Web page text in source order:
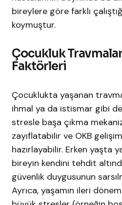
bireylere göre farklı
koymuştur.
Çocukluk
Faktörleri
Çocuklukta yaşanan
ihmal ya da istismar gibi
stresle başa çıkma
zayıflatabilir ve OKB
hazırlayabilir. Erken yaşta
bireyin kendini tehdit
güvenlik duygusunun
Ayrıca, yaşamın ileri